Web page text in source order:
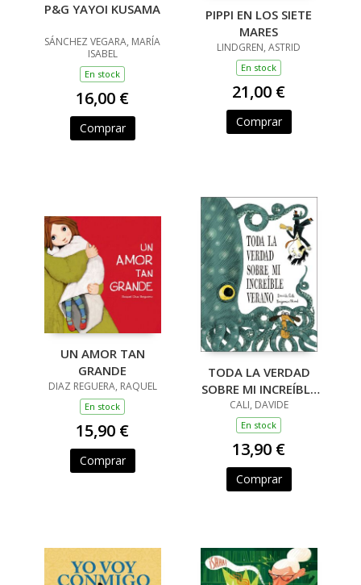
P&G YAYOI KUSAMA
SÁNCHEZ VEGARA, MARÍA
ISABEL
En stock
16,00 €
Comprar
PIPPI EN LOS SIETE
MARES
LINDGREN, ASTRID
En stock
21,00 €
Comprar
UN AMOR TAN
GRANDE
DIAZ REGUERA, RAQUEL
En stock
15,90 €
Comprar
TODA LA VERDAD
SOBRE MI INCREÍBLE
VERANO
CALI, DAVIDE
En stock
13,90 €
Comprar